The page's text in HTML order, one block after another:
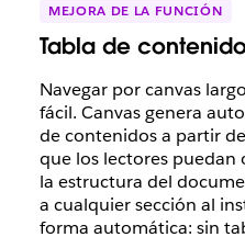
MEJORA DE LA FUNCIÓN
Tabla de
Navegar por canvas
fácil. Canvas genera
de contenidos a partir
que los lectores
la estructura del
a cualquier sección al
forma automática: sin